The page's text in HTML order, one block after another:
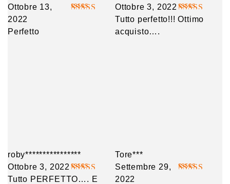
Ottobre 13,
2022
Perfetto
Valutato
Ottobre 3, 2022
Tutto perfetto!!! Ottimo
acquisto….
roby****************
Valutato
Ottobre 3, 2022
Tutto PERFETTO…. E
Tore***
Settembre 29,
2022